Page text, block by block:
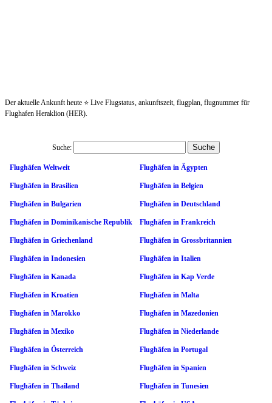
Der aktuelle Ankunft heute ⭐ Live Flugstatus, ankunftszeit, flugplan, flugnummer für
Flughafen Heraklion (HER).
Suche:
Flughäfen Weltweit Flughäfen in Ägypten
Flughäfen in Brasilien Flughäfen in Belgien
Flughäfen in Bulgarien Flughäfen in Deutschland
Flughäfen in Dominikanische Republik Flughäfen in Frankreich
Flughäfen in Griechenland Flughäfen in Grossbritannien
Flughäfen in Indonesien Flughäfen in Italien
Flughäfen in Kanada Flughäfen in Kap Verde
Flughäfen in Kroatien Flughäfen in Malta
Flughäfen in Marokko Flughäfen in Mazedonien
Flughäfen in Mexiko Flughäfen in Niederlande
Flughäfen in Österreich Flughäfen in Portugal
Flughäfen in Schweiz Flughäfen in Spanien
Flughäfen in Thailand Flughäfen in Tunesien